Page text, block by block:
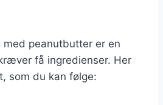
peanutbutter er en
få ingredienser. Her
som du kan følge: